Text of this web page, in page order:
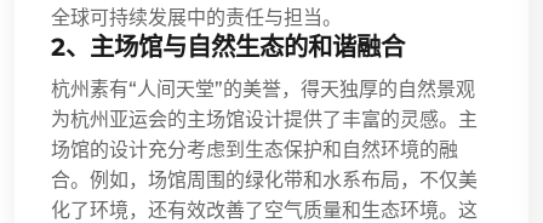
全球可持续发展中的责任与担当。
2、主场馆与自然生态的和谐融合
杭州素有“人间天堂”的美誉，得天独厚的自然景观
为杭州亚运会的主场馆设计提供了丰富的灵感。主
场馆的设计充分考虑到生态保护和自然环境的融
合。例如，场馆周围的绿化带和水系布局，不仅美
化了环境，还有效改善了空气质量和生态环境。这